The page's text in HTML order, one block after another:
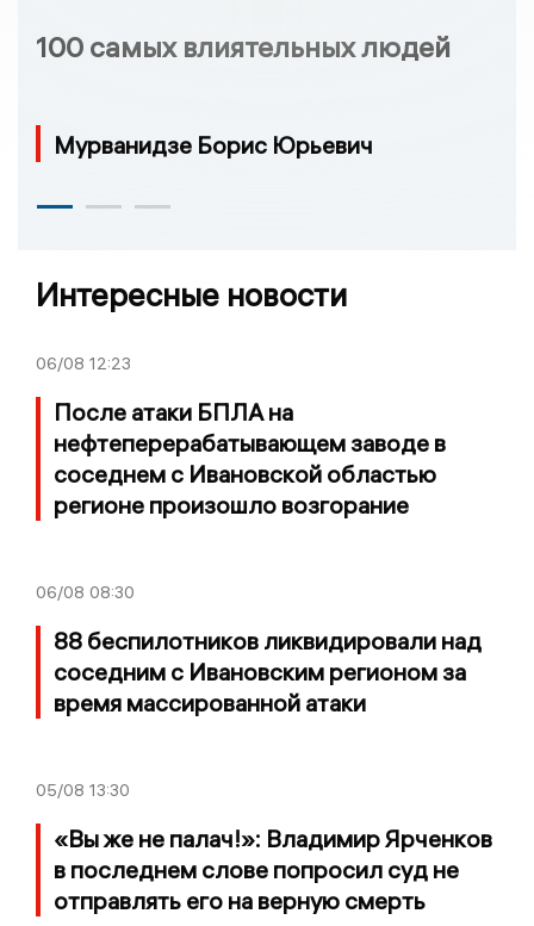
100 самых влиятельных людей
Мурванидзе Борис Юрьевич
Интересные новости
06/08 12:23
После атаки БПЛА на
нефтеперерабатывающем заводе в
соседнем с Ивановской областью
регионе произошло возгорание
06/08 08:30
88 беспилотников ликвидировали над
соседним с Ивановским регионом за
время массированной атаки
05/08 13:30
«Вы же не палач!»: Владимир Ярченков
в последнем слове попросил суд не
отправлять его на верную смерть